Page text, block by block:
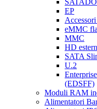
EP
eMMC
MMC
HD
SATA
U.2
(EDSFF)
Moduli RAM
Alimentatori